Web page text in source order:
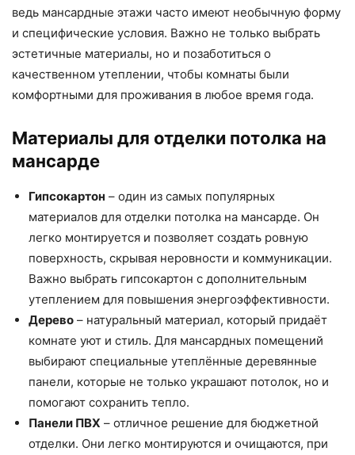
ведь мансардные этажи часто имеют необычную форму
и специфические условия. Важно не только выбрать
эстетичные материалы, но и позаботиться о
качественном утеплении, чтобы комнаты были
комфортными для проживания в любое время года.
Материалы для отделки потолка на
мансарде
Гипсокартон – один из самых популярных
материалов для отделки потолка на мансарде. Он
легко монтируется и позволяет создать ровную
поверхность, скрывая неровности и коммуникации.
Важно выбрать гипсокартон с дополнительным
утеплением для повышения энергоэффективности.
Дерево – натуральный материал, который придаёт
комнате уют и стиль. Для мансардных помещений
выбирают специальные утеплённые деревянные
панели, которые не только украшают потолок, но и
помогают сохранить тепло.
Панели ПВХ – отличное решение для бюджетной
отделки. Они легко монтируются и очищаются, при